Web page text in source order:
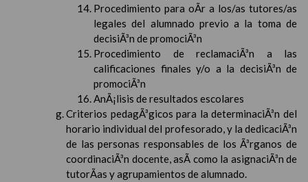
Procedimiento para oÃ­r a los/as tutores/as
legales del alumnado previo a la toma de
decisiÃ³n de promociÃ³n
Procedimiento de reclamaciÃ³n a las
calificaciones finales y/o a la decisiÃ³n de
promociÃ³n
AnÃ¡lisis de resultados escolares
Criterios pedagÃ³gicos para la determinaciÃ³n del
horario individual del profesorado, y la dedicaciÃ³n
de las personas responsables de los Ã³rganos de
coordinaciÃ³n docente, asÃ­ como la asignaciÃ³n de
tutorÃ­as y agrupamientos de alumnado.